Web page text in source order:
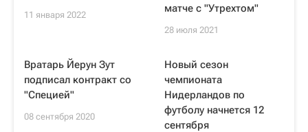
11 января 2022
матче с "Утрехтом"
28 июля 2021
Вратарь Йерун Зут
подписал контракт со
"Специей"
08 сентября 2020
Новый сезон
чемпионата
Нидерландов по
футболу начнется 12
сентября